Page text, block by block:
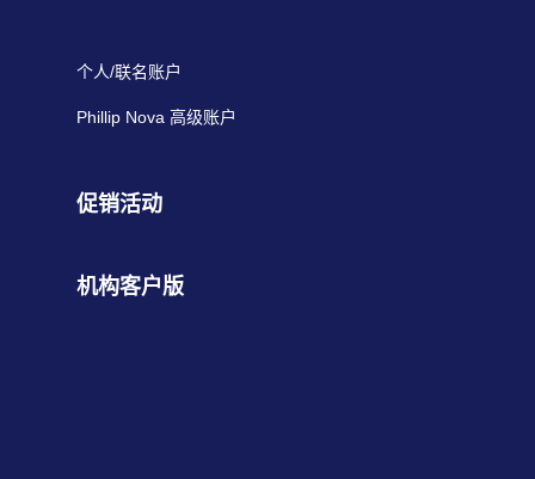
个人/联名账户
Phillip Nova 高级账户
促销活动
机构客户版